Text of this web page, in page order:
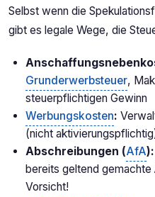
Selbst wenn die
gibt es legale Wege, die
Grunderwerbsteuer,
steuerpflichtigen Gewinn
Werbungskosten:
(nicht
Abschreibungen (AfA):
bereits geltend gemachte
Vorsicht!